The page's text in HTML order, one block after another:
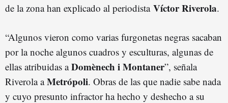
de la zona han explicado al periodista Víctor Riverola.
“Algunos vieron como varias furgonetas negras sacaban
por la noche algunos cuadros y esculturas, algunas de
ellas atribuidas aDomènech i Montaner”, señala
Riverola aMetrópoli. Obras de las que nadie sabe nada
y cuyo presunto infractor ha hecho y deshecho a su